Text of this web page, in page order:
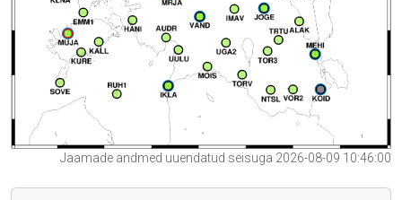
Jaamade andmed uuendatud seisuga 2026-08-09 10:46:00